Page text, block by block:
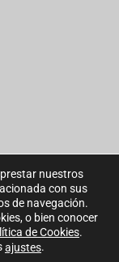
nuestros
con sus
de navegación.
o bien conocer
de Cookies.
ajustes.